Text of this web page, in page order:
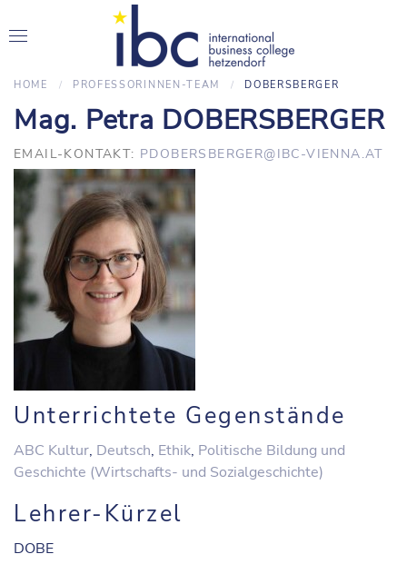
HOME PROFESSORINNEN-TEAM DOBERSBERGER
Mag. Petra DOBERSBERGER
EMAIL-KONTAKT: PDOBERSBERGER@IBC-VIENNA.AT
Unterrichtete Gegenstände
ABC Kultur, Deutsch, Ethik, Politische Bildung und
Geschichte (Wirtschafts- und Sozialgeschichte)
Lehrer-Kürzel
DOBE